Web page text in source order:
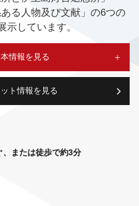
ある人物及び文献」の6つの
示しています。
情報を見る
ト情報を見る
、または徒歩で約3分